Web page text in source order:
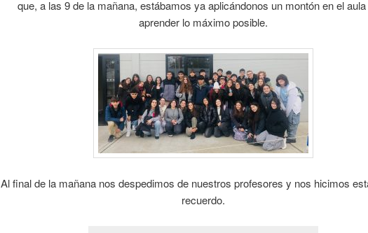
que, a las 9 de la mañana, estábamos ya aplicándonos un montón en el
aprender lo máximo posible.
Al final de la mañana nos despedimos de nuestros profesores y nos hicimos
recuerdo.